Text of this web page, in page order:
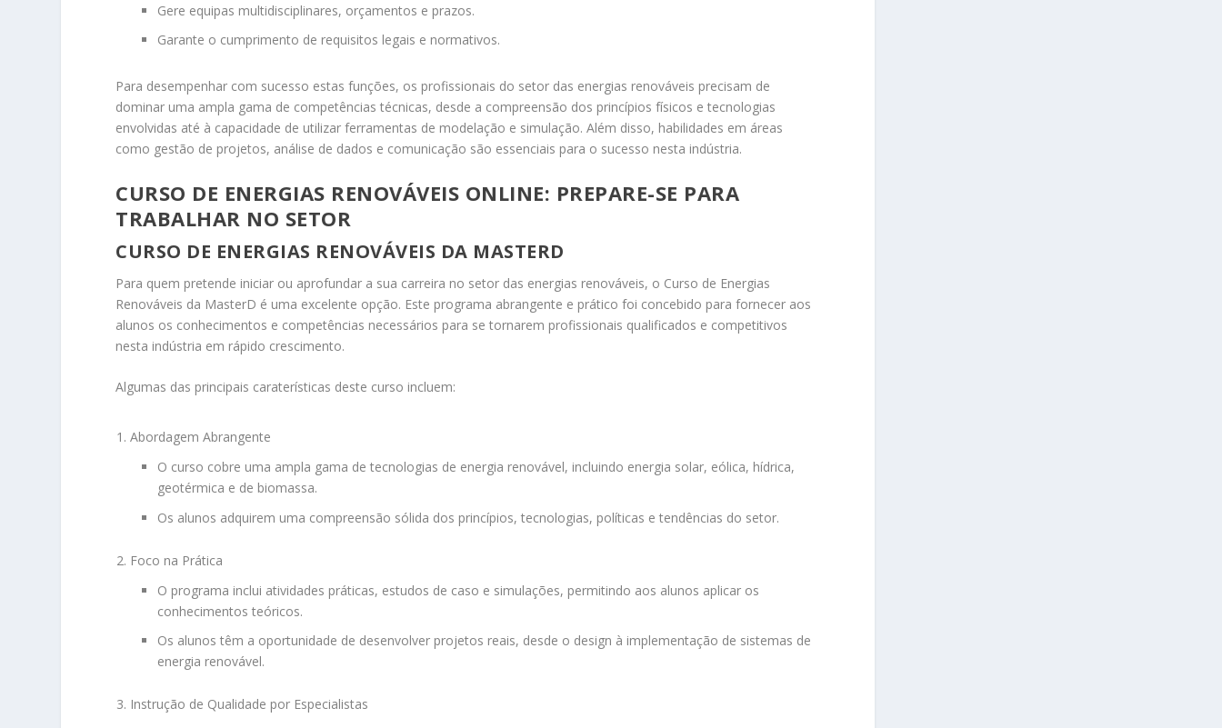
Gere equipas multidisciplinares, orçamentos e prazos.
Garante o cumprimento de requisitos legais e normativos.
Para desempenhar com sucesso estas funções, os profissionais do setor das energias renováveis precisam de
dominar uma ampla gama de competências técnicas, desde a compreensão dos princípios físicos e tecnologias
envolvidas até à capacidade de utilizar ferramentas de modelação e simulação. Além disso, habilidades em áreas
como gestão de projetos, análise de dados e comunicação são essenciais para o sucesso nesta indústria.
CURSO DE ENERGIAS RENOVÁVEIS ONLINE: PREPARE-SE PARA
TRABALHAR NO SETOR
CURSO DE ENERGIAS RENOVÁVEIS DA MASTERD
Para quem pretende iniciar ou aprofundar a sua carreira no setor das energias renováveis, o Curso de Energias
Renováveis da MasterD é uma excelente opção. Este programa abrangente e prático foi concebido para fornecer aos
alunos os conhecimentos e competências necessários para se tornarem profissionais qualificados e competitivos
nesta indústria em rápido crescimento.
Algumas das principais caraterísticas deste curso incluem:
Abordagem Abrangente
O curso cobre uma ampla gama de tecnologias de energia renovável, incluindo energia solar, eólica, hídrica,
geotérmica e de biomassa.
Os alunos adquirem uma compreensão sólida dos princípios, tecnologias, políticas e tendências do setor.
Foco na Prática
O programa inclui atividades práticas, estudos de caso e simulações, permitindo aos alunos aplicar os
conhecimentos teóricos.
Os alunos têm a oportunidade de desenvolver projetos reais, desde o design à implementação de sistemas de
energia renovável.
Instrução de Qualidade por Especialistas